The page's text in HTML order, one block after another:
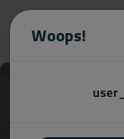
Woops!